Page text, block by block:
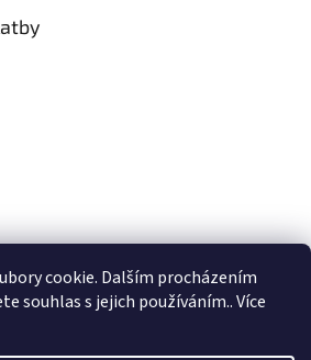
cookie. Dalším procházením
souhlas s jejich používáním.. Více
údajů